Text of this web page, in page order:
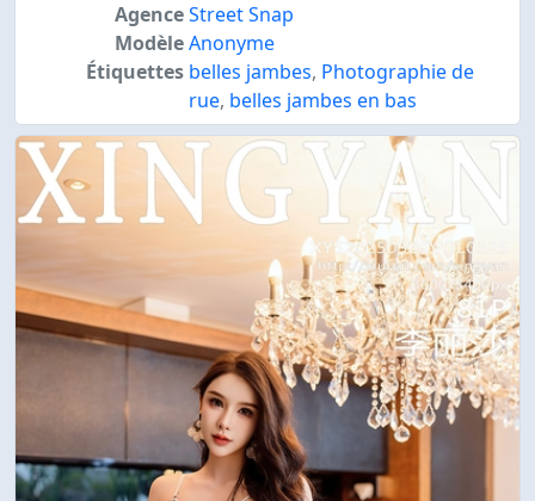
AgenceStreet Snap
ModèleAnonyme
Étiquettes belles jambes, Photographie de
rue, belles jambes en bas